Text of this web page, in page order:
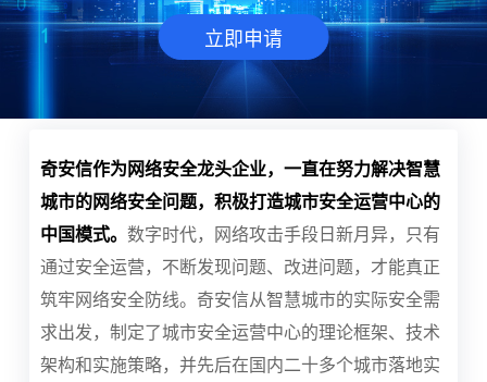
立即申请
奇安信作为网络安全龙头企业，一直在努力解决智慧
城市的网络安全问题，积极打造城市安全运营中心的
中国模式。 数字时代，网络攻击手段日新月异，只有
通过安全运营，不断发现问题、改进问题，才能真正
筑牢网络安全防线。奇安信从智慧城市的实际安全需
求出发，制定了城市安全运营中心的理论框架、技术
架构和实施策略，并先后在国内二十多个城市落地实